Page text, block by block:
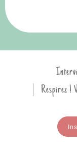
Respirez !